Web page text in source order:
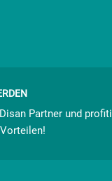
Partner und